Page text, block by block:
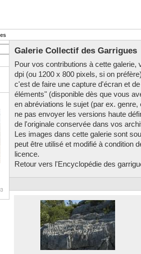
Galerie Collectif des Garrigues
Pour vos contributions à cette
dpi (ou 1200 x 800 pixels, si on
c'est de faire une capture d'écran et
éléments" (disponible dès que vous
en abréviations le sujet (par ex.
ne pas envoyer les versions haute
de l'originale conservée dans vos
Les images dans cette galerie sont
peut être utilisé et modifié à condition
licence.
Retour vers l'Encyclopédie des